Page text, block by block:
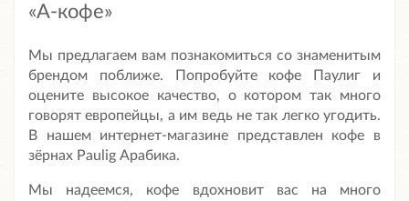
«А-кофе»
Мы предлагаем вам познакомиться со знаменитым
брендом поближе. Попробуйте кофе Паулиг и
оцените высокое качество, о котором так много
говорят европейцы, а им ведь не так легко угодить.
В нашем интернет-магазине представлен кофе в
зёрнах Paulig Арабика.
Мы надеемся, кофе вдохновит вас на много